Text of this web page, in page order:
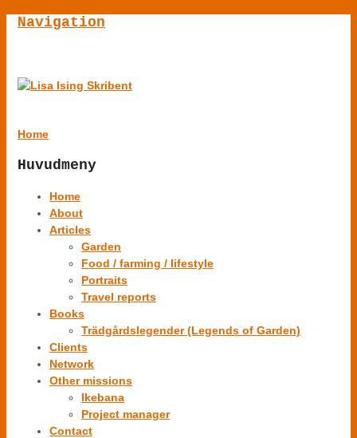
Navigation
Home
Huvudmeny
Home
About
Articles
Garden
Food / farming / lifestyle
Portraits
Travel reports
Books
Trädgårdslegender (Legends of Garden)
Clients
Network
Other missions
Ikebana
Project manager
Contact